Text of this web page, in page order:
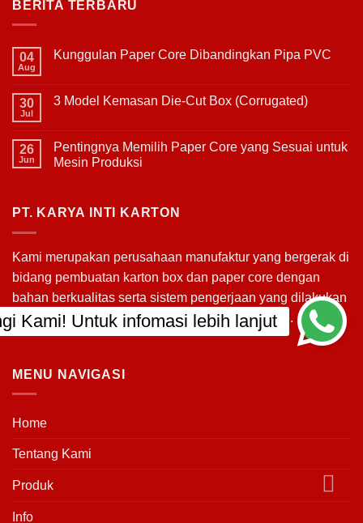
BERITA TERBARU
04
Aug
Kunggulan Paper Core Dibandingkan Pipa PVC
Kunggulan
Pipa
PVC
30
Jul
3 Model Kemasan Die-Cut Box (Corrugated)
3
Model
Kemasan
(Corrugated)
26
Jun
Pentingnya Memilih Paper Core yang Sesuai untuk
Mesin Produksi
Pentingnya
Memilih
Sesuai
untuk
Mesin
Produksi
PT. KARYA INTI KARTON
Kami merupakan perusahaan manufaktur yang bergerak di
bidang pembuatan karton box dan paper core dengan
bahan berkualitas serta sistem pengerjaan yang dilakukan
oleh para tenaga kerja yang handal dan terampil.
MENU NAVIGASI
Home
Tentang Kami
Produk
Info